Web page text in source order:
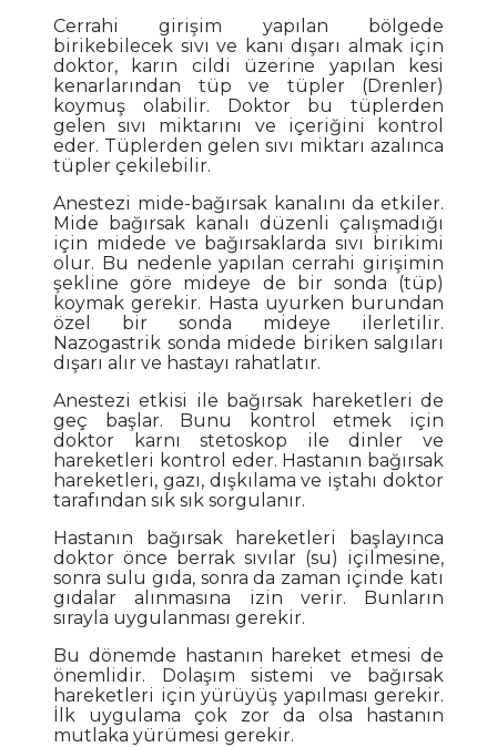
Cerrahi girişim yapılan bölgede
birikebilecek sıvı ve kanı dışarı almak için
doktor, karın cildi üzerine yapılan kesi
kenarlarından tüp ve tüpler (Drenler)
koymuş olabilir. Doktor bu tüplerden
gelen sıvı miktarını ve içeriğini kontrol
eder. Tüplerden gelen sıvı miktarı azalınca
tüpler çekilebilir.
Anestezi mide-bağırsak kanalını da etkiler.
Mide bağırsak kanalı düzenli çalışmadığı
için midede ve bağırsaklarda sıvı birikimi
olur. Bu nedenle yapılan cerrahi girişimin
şekline göre mideye de bir sonda (tüp)
koymak gerekir. Hasta uyurken burundan
özel bir sonda mideye ilerletilir.
Nazogastrik sonda midede biriken salgıları
dışarı alır ve hastayı rahatlatır.
Anestezi etkisi ile bağırsak hareketleri de
geç başlar. Bunu kontrol etmek için
doktor karnı stetoskop ile dinler ve
hareketleri kontrol eder. Hastanın bağırsak
hareketleri, gazı, dışkılama ve iştahı doktor
tarafından sık sık sorgulanır.
Hastanın bağırsak hareketleri başlayınca
doktor önce berrak sıvılar (su) içilmesine,
sonra sulu gıda, sonra da zaman içinde katı
gıdalar alınmasına izin verir. Bunların
sırayla uygulanması gerekir.
Bu dönemde hastanın hareket etmesi de
önemlidir. Dolaşım sistemi ve bağırsak
hareketleri için yürüyüş yapılması gerekir.
İlk uygulama çok zor da olsa hastanın
mutlaka yürümesi gerekir.